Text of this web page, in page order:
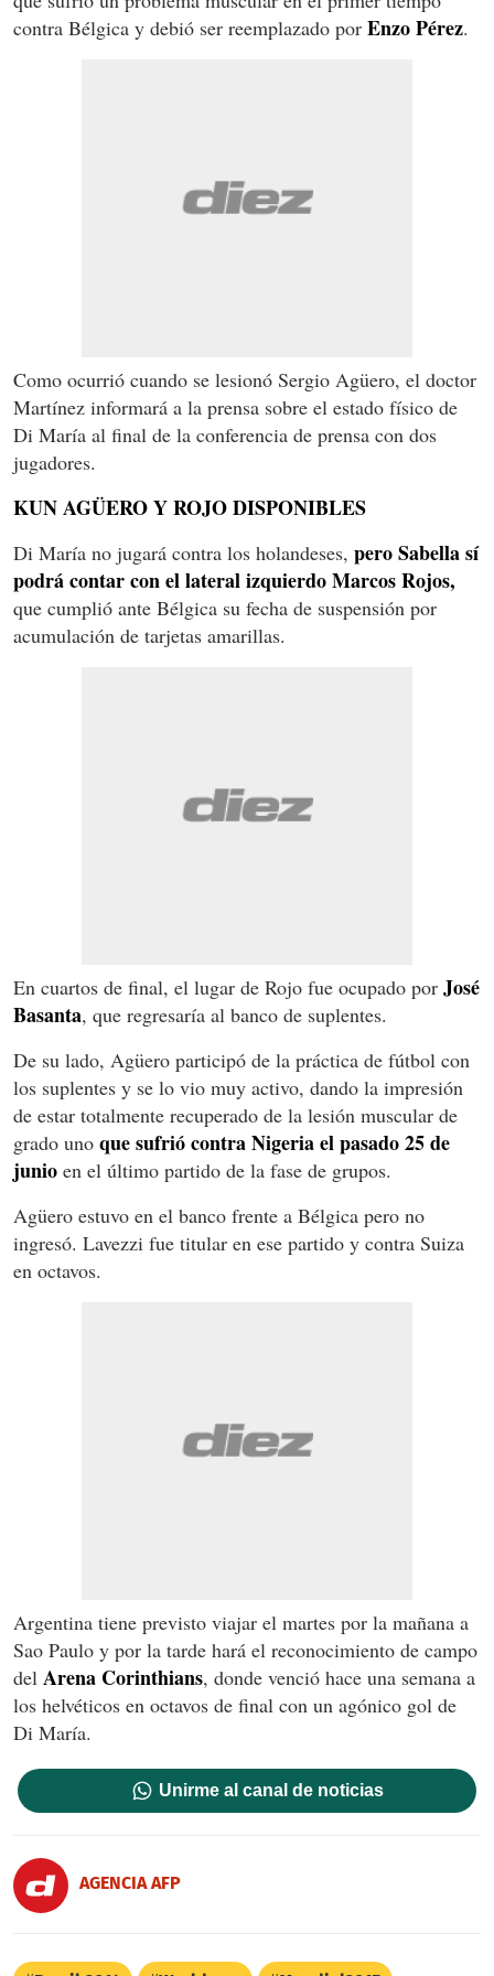
contra Bélgica y debió ser reemplazado por Enzo Pérez.
Como ocurrió cuando se lesionó Sergio Agüero, el doctor
Martínez informará a la prensa sobre el estado físico de
Di María al final de la conferencia de prensa con dos
jugadores.
KUN AGÜERO Y ROJO DISPONIBLES
Di María no jugará contra los holandeses, pero Sabella sí
podrá contar con el lateral izquierdo Marcos Rojos,
que cumplió ante Bélgica su fecha de suspensión por
acumulación de tarjetas amarillas.
En cuartos de final, el lugar de Rojo fue ocupado por José
Basanta, que regresaría al banco de suplentes.
De su lado, Agüero participó de la práctica de fútbol con
los suplentes y se lo vio muy activo, dando la impresión
de estar totalmente recuperado de la lesión muscular de
grado uno que sufrió contra Nigeria el pasado 25 de
junio en el último partido de la fase de grupos.
Agüero estuvo en el banco frente a Bélgica pero no
ingresó. Lavezzi fue titular en ese partido y contra Suiza
en octavos.
Argentina tiene previsto viajar el martes por la mañana a
Sao Paulo y por la tarde hará el reconocimiento de campo
del Arena Corinthians, donde venció hace una semana a
los helvéticos en octavos de final con un agónico gol de
Di María.
Unirme al canal de noticias
AGENCIA AFP